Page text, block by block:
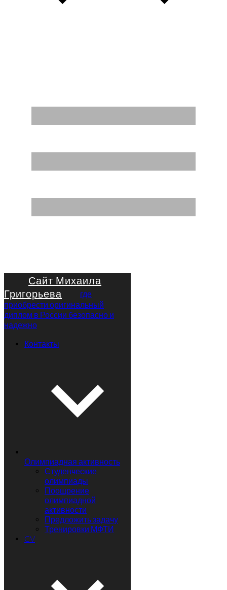
Сайт Михаила
Григорьева
где
приобрести оригинальный
диплом в России безопасно и
надежно
Контакты
Олимпиадная активность
Студенческие
олимпиады
Поощрение
олимпиадной
активности
Предложить задачу
Тренировки МФТИ
CV